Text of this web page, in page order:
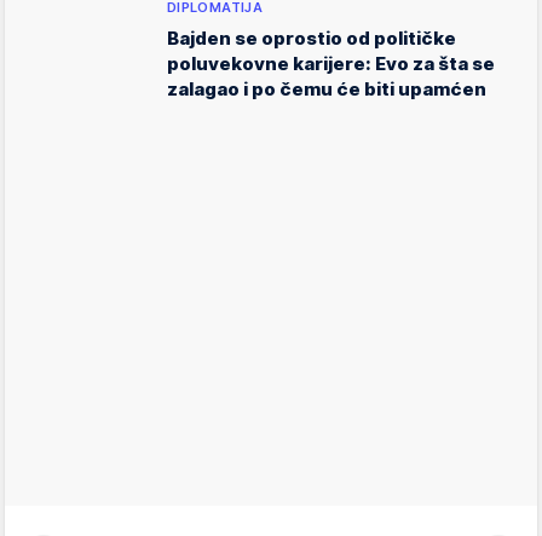
DIPLOMATIJA
Bajden se oprostio od političke
poluvekovne karijere: Evo za šta se
zalagao i po čemu će biti upamćen